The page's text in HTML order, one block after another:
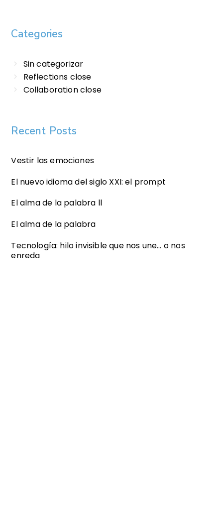
Categories
Sin categorizar
Reflections close
Collaboration close
Recent Posts
Vestir las emociones
El nuevo idioma del siglo XXI: el prompt
El alma de la palabra ll
El alma de la palabra
Tecnología: hilo invisible que nos une… o nos
enreda